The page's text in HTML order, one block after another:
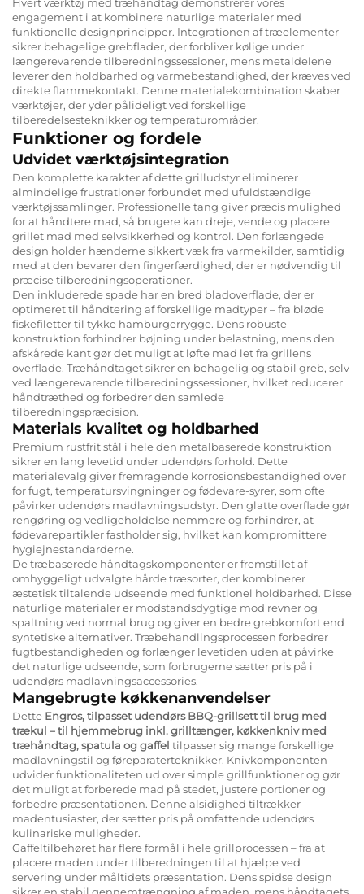
engagement i at kombinere naturlige materialer med
funktionelle designprincipper. Integrationen af træelementer
sikrer behagelige grebflader, der forbliver kølige under
længerevarende tilberedningssessioner, mens metaldelene
leverer den holdbarhed og varmebestandighed, der kræves ved
direkte flammekontakt. Denne materialekombination skaber
værktøjer, der yder pålideligt ved forskellige
tilberedelsesteknikker og temperaturområder.
Funktioner og fordele
Udvidet værktøjsintegration
Den komplette karakter af dette grilludstyr eliminerer
almindelige frustrationer forbundet med ufuldstændige
værktøjssamlinger. Professionelle tang giver præcis mulighed
for at håndtere mad, så brugere kan dreje, vende og placere
grillet mad med selvsikkerhed og kontrol. Den forlængede
design holder hænderne sikkert væk fra varmekilder, samtidig
med at den bevarer den fingerfærdighed, der er nødvendig til
præcise tilberedningsoperationer.
Den inkluderede spade har en bred bladoverflade, der er
optimeret til håndtering af forskellige madtyper – fra bløde
fiskefiletter til tykke hamburgerrygge. Dens robuste
konstruktion forhindrer bøjning under belastning, mens den
afskårede kant gør det muligt at løfte mad let fra grillens
overflade. Træhåndtaget sikrer en behagelig og stabil greb, selv
ved længerevarende tilberedningssessioner, hvilket reducerer
håndtræthed og forbedrer den samlede
tilberedningspræcision.
Materials kvalitet og holdbarhed
Premium rustfrit stål i hele den metalbaserede konstruktion
sikrer en lang levetid under udendørs forhold. Dette
materialevalg giver fremragende korrosionsbestandighed over
for fugt, temperatursvingninger og fødevare-syrer, som ofte
påvirker udendørs madlavningsudstyr. Den glatte overflade gør
rengøring og vedligeholdelse nemmere og forhindrer, at
fødevarepartikler fastholder sig, hvilket kan kompromittere
hygiejnestandarderne.
De træbaserede håndtagskomponenter er fremstillet af
omhyggeligt udvalgte hårde træsorter, der kombinerer
æstetisk tiltalende udseende med funktionel holdbarhed. Disse
naturlige materialer er modstandsdygtige mod revner og
spaltning ved normal brug og giver en bedre grebkomfort end
syntetiske alternativer. Træbehandlingsprocessen forbedrer
fugtbestandigheden og forlænger levetiden uden at påvirke
det naturlige udseende, som forbrugerne sætter pris på i
udendørs madlavningsaccessories.
Mangebrugte køkkenanvendelser
Dette Engros, tilpasset udendørs BBQ-grillsett til brug med
trækul – til hjemmebrug inkl. grilltænger, køkkenkniv med
træhåndtag, spatula og gaffel tilpasser sig mange forskellige
madlavningstil og føreparaterteknikker. Knivkomponenten
udvider funktionaliteten ud over simple grillfunktioner og gør
det muligt at forberede mad på stedet, justere portioner og
forbedre præsentationen. Denne alsidighed tiltrækker
madentusiaster, der sætter pris på omfattende udendørs
kulinariske muligheder.
Gaffeltilbehøret har flere formål i hele grillprocessen – fra at
placere maden under tilberedningen til at hjælpe ved
servering under måltidets præsentation. Dens spidse design
sikrer en stabil gennemtrængning af maden, mens håndtagets